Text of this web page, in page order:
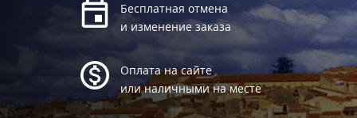
Бесплатная отмена
и изменение заказа
Оплата на сайте
или наличными на месте